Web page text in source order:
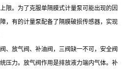
限。为了克服单隔膜式计量泵可能出现的因
，有的计量泵配备了隔膜破损传感器，实现
、放气阀、补油阀，三阀缺一不可，安全阀
压力。放气阀作用是排放液力端内气体。补